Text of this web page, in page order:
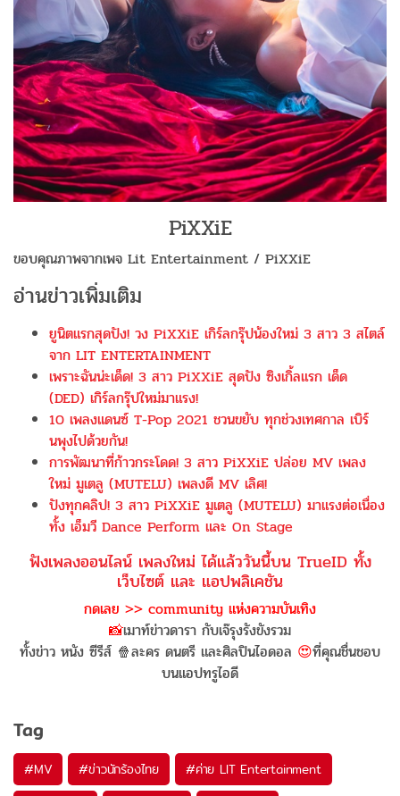
PiXXiE
ขอบคุณภาพจากเพจ Lit Entertainment / PiXXiE
อ่านข่าวเพิ่มเติม
ยูนิตแรกสุดปัง! วง PiXXiE เกิร์ลกรุ๊ปน้องใหม่ 3 สาว 3 สไตล์
จาก LIT ENTERTAINMENT
เพราะฉันน่ะเด็ด! 3 สาว PiXXiE สุดปัง ซิงเกิ้ลแรก เด็ด
(DED) เกิร์ลกรุ๊ปใหม่มาแรง!
10 เพลงแดนซ์ T-Pop 2021 ชวนขยับ ทุกช่วงเทศกาล เบิร์
นพุงไปด้วยกัน!
การพัฒนาที่ก้าวกระโดด! 3 สาว PiXXiE ปล่อย MV เพลง
ใหม่ มูเตลู (MUTELU) เพลงดี MV เลิศ!
ปังทุกคลิป! 3 สาว PiXXiE มูเตลู (MUTELU) มาแรงต่อเนื่อง
ทั้ง เอ็มวี Dance Perform และ On Stage
ฟังเพลงออนไลน์ เพลงใหม่ ได้แล้ววันนี้บน TrueID ทั้ง
เว็บไซต์ และ แอปพลิเคชัน
กดเลย >> community แห่งความบันเทิง
📸เมาท์ข่าวดารา กับเจ๊รุงรังขังรวม
ทั้งข่าว หนัง ซีรีส์ 🍿ละคร ดนตรี และศิลปินไอดอล 😍ที่คุณชื่นชอบ
บนแอปทรูไอดี
Tag
#MV #ข่าวนักร้องไทย #ค่าย LIT Entertainment